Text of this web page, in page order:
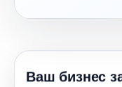
аш бизнес